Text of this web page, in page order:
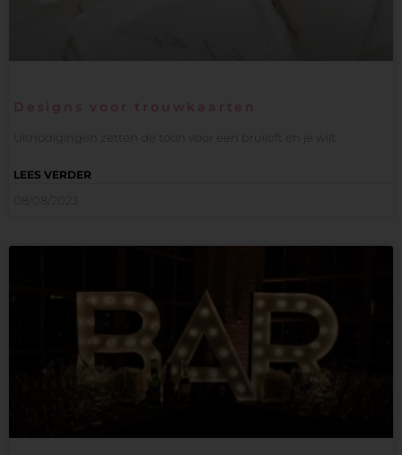
Designs voor trouwkaarten
Uitnodigingen zetten de toon voor een bruiloft en je wilt
LEES VERDER